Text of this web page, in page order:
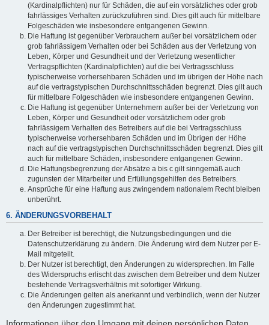
(Kardinalpflichten) nur für Schäden, die auf ein vorsätzliches oder grob
fahrlässiges Verhalten zurückzuführen sind. Dies gilt auch für mittelbare
Folgeschäden wie insbesondere entgangenen Gewinn.
Die Haftung ist gegenüber Verbrauchern außer bei vorsätzlichem oder
grob fahrlässigem Verhalten oder bei Schäden aus der Verletzung von
Leben, Körper und Gesundheit und der Verletzung wesentlicher
Vertragspflichten (Kardinalpflichten) auf die bei Vertragsschluss
typischerweise vorhersehbaren Schäden und im übrigen der Höhe nach
auf die vertragstypischen Durchschnittsschäden begrenzt. Dies gilt auch
für mittelbare Folgeschäden wie insbesondere entgangenen Gewinn.
Die Haftung ist gegenüber Unternehmern außer bei der Verletzung von
Leben, Körper und Gesundheit oder vorsätzlichem oder grob
fahrlässigem Verhalten des Betreibers auf die bei Vertragsschluss
typischerweise vorhersehbaren Schäden und im Übrigen der Höhe
nach auf die vertragstypischen Durchschnittsschäden begrenzt. Dies gilt
auch für mittelbare Schäden, insbesondere entgangenen Gewinn.
Die Haftungsbegrenzung der Absätze a bis c gilt sinngemäß auch
zugunsten der Mitarbeiter und Erfüllungsgehilfen des Betreibers.
Ansprüche für eine Haftung aus zwingendem nationalem Recht bleiben
unberührt.
6. ÄNDERUNGSVORBEHALT
Der Betreiber ist berechtigt, die Nutzungsbedingungen und die
Datenschutzerklärung zu ändern. Die Änderung wird dem Nutzer per E-
Mail mitgeteilt.
Der Nutzer ist berechtigt, den Änderungen zu widersprechen. Im Falle
des Widerspruchs erlischt das zwischen dem Betreiber und dem Nutzer
bestehende Vertragsverhältnis mit sofortiger Wirkung.
Die Änderungen gelten als anerkannt und verbindlich, wenn der Nutzer
den Änderungen zugestimmt hat.
Informationen über den Umgang mit deinen persönlichen Daten